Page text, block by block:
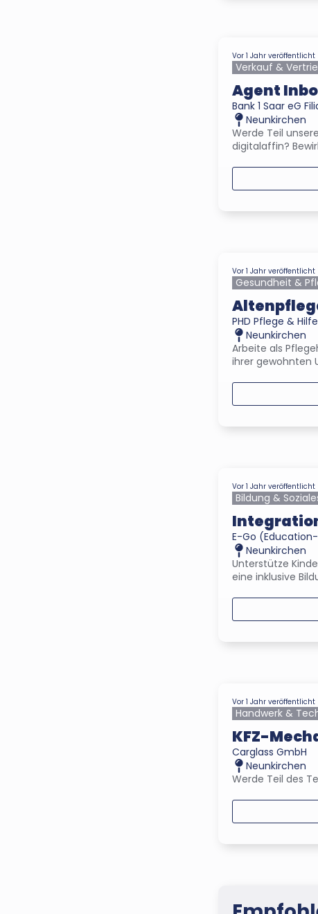
Vor 1 Jahr veröffentlicht
Verkauf &
Agent
Bank 1 Saar eG
Neunkirchen
Werde Teil
digitalaffin?
Vor 1 Jahr veröffentlicht
Gesundheit &
PHD Pflege &
Neunkirchen
Arbeite als
ihrer gewohnten
Vor 1 Jahr veröffentlicht
Bildung &
E-Go
Neunkirchen
Unterstütze
eine inklusive
Vor 1 Jahr veröffentlicht
Handwerk &
KFZ-
Carglass GmbH
Neunkirchen
Werde Teil des